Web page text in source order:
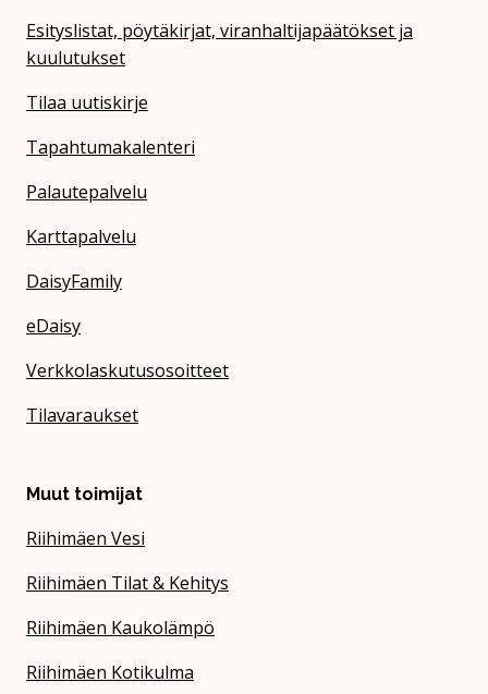
Esityslistat, pöytäkirjat, viranhaltijapäätökset ja
kuulutukset
Tilaa uutiskirje
Tapahtumakalenteri
Palautepalvelu
Karttapalvelu
DaisyFamily
eDaisy
Verkkolaskutusosoitteet
Tilavaraukset
Muut toimijat
Riihimäen Vesi
Riihimäen Tilat & Kehitys
Riihimäen Kaukolämpö
Riihimäen Kotikulma